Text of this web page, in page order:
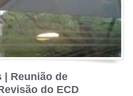
| Reunião de
do ECD